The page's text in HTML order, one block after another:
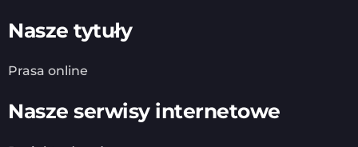
Nasze tytuły
Prasa online
Nasze serwisy internetowe